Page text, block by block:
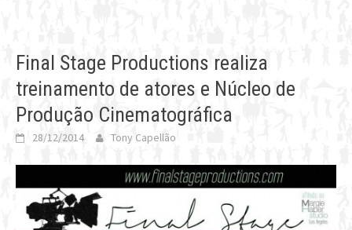
Final Stage Productions realiza
treinamento de atores e Núcleo de
Produção Cinematográfica
28/12/2014 Tony Capellão